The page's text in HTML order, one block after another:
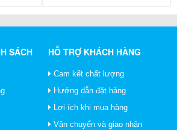
SÁCH HỖ TRỢ KHÁCH HÀNG
Cam kết chất lượng
Hướng dẫn đặt hàng
Lợi ích khi mua hàng
Vận chuyển và giao nhận